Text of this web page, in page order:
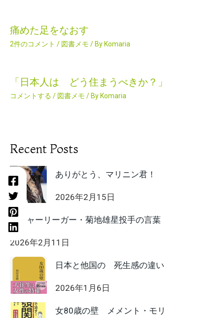
痛めた足をなおす
2件のコメント / 図書メモ / ByKomaria
「日本人は どう住まうべきか？」
コメントする / 図書メモ / ByKomaria
Recent Posts
ありがとう、マリニン君！
2026年2月15日
メジャーリーガー・菊地雄星投手の言葉
2026年2月11日
日本と他国の 死生感の違い
2026年1月6日
女80歳の壁 メメント・モリ